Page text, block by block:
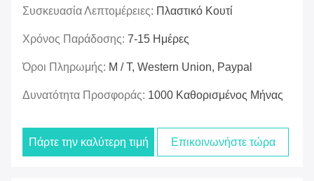
Συσκευασία Λεπτομέρειες: Πλαστικό Κουτί
Χρόνος Παράδοσης: 7-15 Ημέρες
Όροι Πληρωμής: Μ / Τ, Western Union, Paypal
Δυνατότητα Προσφοράς: 1000 Καθορισμένος Μήνας
Πάρτε την καλύτερη τιμή Επικοινωνήστε τώρα